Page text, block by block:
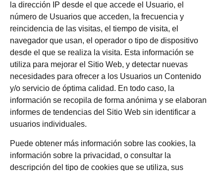
la dirección IP desde el que accede el Usuario, el
número de Usuarios que acceden, la frecuencia y
reincidencia de las visitas, el tiempo de visita, el
navegador que usan, el operador o tipo de dispositivo
desde el que se realiza la visita. Esta información se
utiliza para mejorar el Sitio Web, y detectar nuevas
necesidades para ofrecer a los Usuarios un Contenido
y/o servicio de óptima calidad. En todo caso, la
información se recopila de forma anónima y se elaboran
informes de tendencias del Sitio Web sin identificar a
usuarios individuales.
Puede obtener más información sobre las cookies, la
información sobre la privacidad, o consultar la
descripción del tipo de cookies que se utiliza, sus